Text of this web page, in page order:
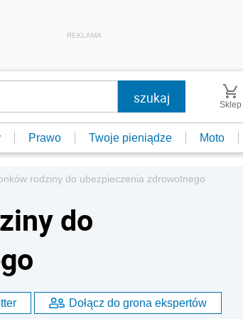
REKLAMA
Sklep
Prawo Twoje pieniądze Moto
rodziny do ubezpieczenia zdrowotnego
do
Dołącz do grona ekspertów